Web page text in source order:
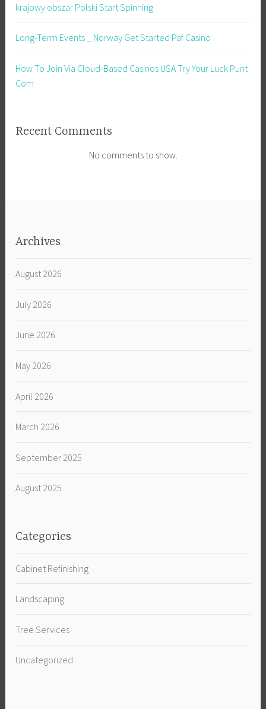
krajowy obszar Polski Start Spinning
Long-Term Events _ Norway Get Started Paf Casino
How To Join Via Cloud-Based Casinos USA Try Your Luck Punt
Com
Recent Comments
No comments to show.
Archives
August 2026
July 2026
June 2026
May 2026
April 2026
March 2026
September 2025
August 2025
Categories
Cabinet Refinishing
Landscaping
Tree Services
Uncategorized